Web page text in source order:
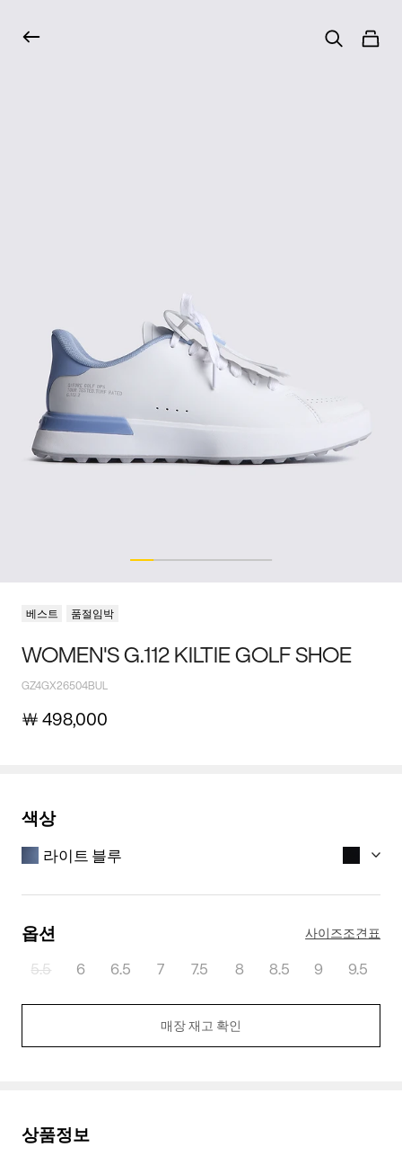
베스트 품절임박
WOMEN'S G.112 KILTIE GOLF SHOE
GZ4GX26504BUL
￦ 498,000
색상
라이트 블루
옵션 사이즈조견표
5.5 6 6.5 7 7.5 8 8.5 9 9.5
매장 재고 확인
상품정보